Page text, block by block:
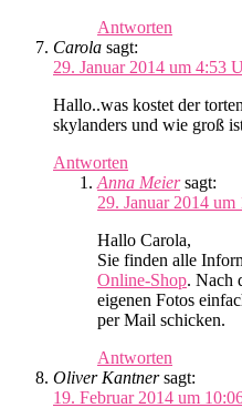
Antworten
Carola sagt:
29. Januar 2014 um 4:53
Hallo..was kostet der
skylanders und wie groß
Antworten
Anna Meier sagt:
29. Januar 2014
Hallo Carola,
Sie finden alle
Online-Shop. Nach
eigenen Fotos
per Mail schicken.
Antworten
Oliver Kantner sagt:
19. Februar 2014 um